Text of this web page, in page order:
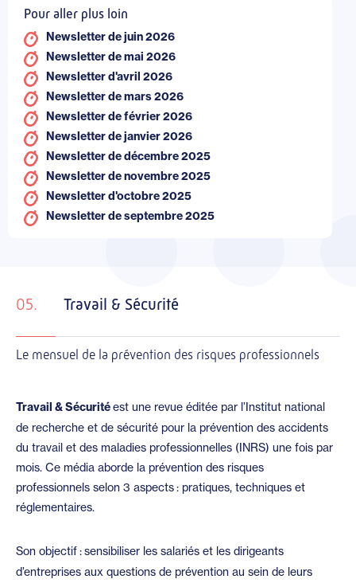
Pour aller plus loin
Newsletter de juin 2026
Newsletter de mai 2026
Newsletter d'avril 2026
Newsletter de mars 2026
Newsletter de février 2026
Newsletter de janvier 2026
Newsletter de décembre 2025
Newsletter de novembre 2025
Newsletter d'octobre 2025
Newsletter de septembre 2025
05. Travail & Sécurité
Le mensuel de la prévention des risques professionnels
Travail & Sécuritéest une revue éditée par l’Institut national
de recherche et de sécurité pour la prévention des accidents
du travail et des maladies professionnelles (INRS) une fois par
mois. Ce média aborde la prévention des risques
professionnels selon 3 aspects : pratiques, techniques et
réglementaires.
Son objectif :sensibiliser les salariés et les dirigeants
d’entreprises aux questions de prévention au sein de leurs